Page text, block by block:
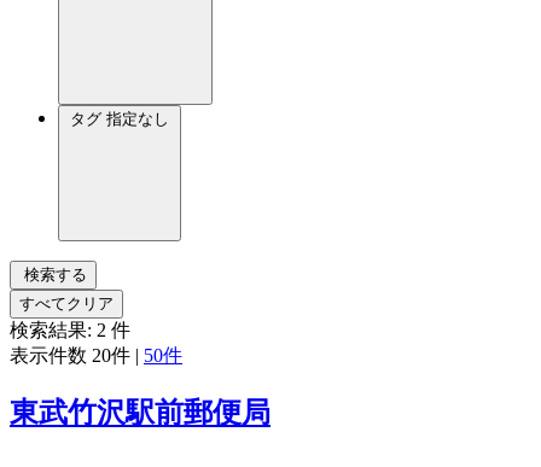
タグ 指定なし
検索する
すべてクリア
検索結果: 2 件
表示件数 20件 | 50件
東武竹沢駅前郵便局